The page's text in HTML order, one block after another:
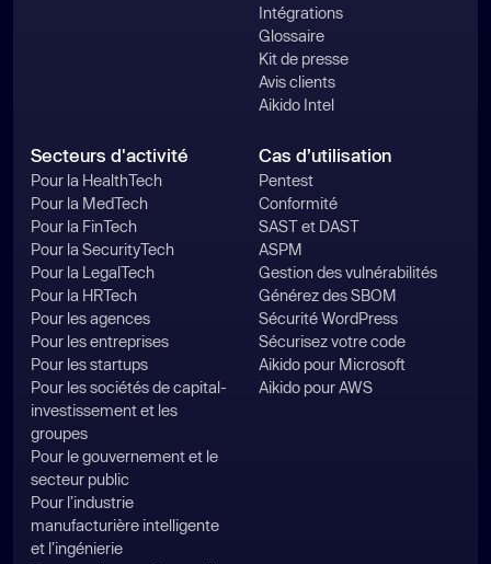
Intégrations
Glossaire
Kit de presse
Avis clients
Aikido Intel
Secteurs d'activité
Pour la HealthTech
Pour la MedTech
Pour la FinTech
Pour la SecurityTech
Pour la LegalTech
Pour la HRTech
Pour les agences
Pour les entreprises
Pour les startups
Pour les sociétés de capital-
investissement et les
groupes
Pour le gouvernement et le
secteur public
Pour l’industrie
manufacturière intelligente
et l’ingénierie
Cas d’utilisation
Pentest
Conformité
SAST et DAST
ASPM
Gestion des vulnérabilités
Générez des SBOM
Sécurité WordPress
Sécurisez votre code
Aikido pour Microsoft
Aikido pour AWS